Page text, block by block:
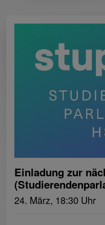
Einladung zur
24. März, 18:30 Uhr